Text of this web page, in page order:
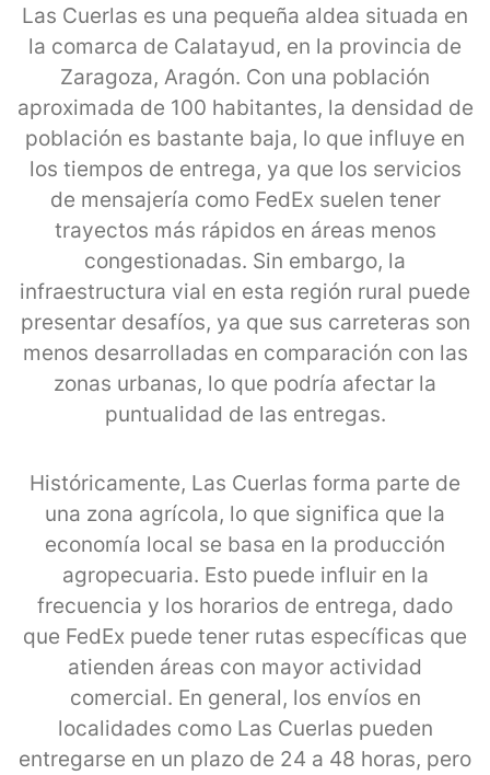
Las Cuerlas es una pequeña aldea situada en
la comarca de Calatayud, en la provincia de
Zaragoza, Aragón. Con una población
aproximada de 100 habitantes, la densidad de
población es bastante baja, lo que influye en
los tiempos de entrega, ya que los servicios
de mensajería como FedEx suelen tener
trayectos más rápidos en áreas menos
congestionadas. Sin embargo, la
infraestructura vial en esta región rural puede
presentar desafíos, ya que sus carreteras son
menos desarrolladas en comparación con las
zonas urbanas, lo que podría afectar la
puntualidad de las entregas.
Históricamente, Las Cuerlas forma parte de
una zona agrícola, lo que significa que la
economía local se basa en la producción
agropecuaria. Esto puede influir en la
frecuencia y los horarios de entrega, dado
que FedEx puede tener rutas específicas que
atienden áreas con mayor actividad
comercial. En general, los envíos en
localidades como Las Cuerlas pueden
entregarse en un plazo de 24 a 48 horas, pero